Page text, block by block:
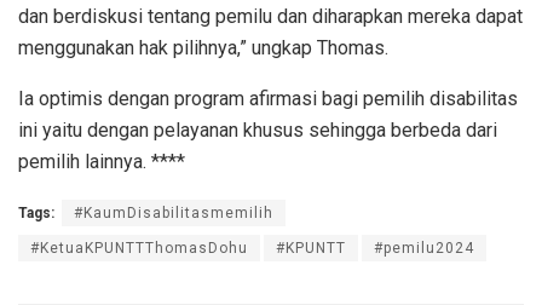
dan berdiskusi tentang pemilu dan diharapkan mereka dapat
menggunakan hak pilihnya,” ungkap Thomas.
Ia optimis dengan program afirmasi bagi pemilih disabilitas
ini yaitu dengan pelayanan khusus sehingga berbeda dari
pemilih lainnya. ****
Tags: #KaumDisabilitasmemilih
#KetuaKPUNTTThomasDohu #KPUNTT #pemilu2024